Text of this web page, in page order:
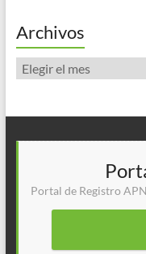
Archivos
Archivos
Portal de Registro